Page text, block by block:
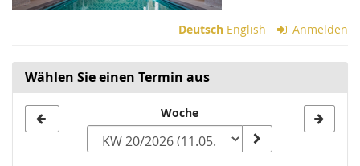
Deutsch English Anmelden
Wählen Sie einen Termin aus
zur
Woche